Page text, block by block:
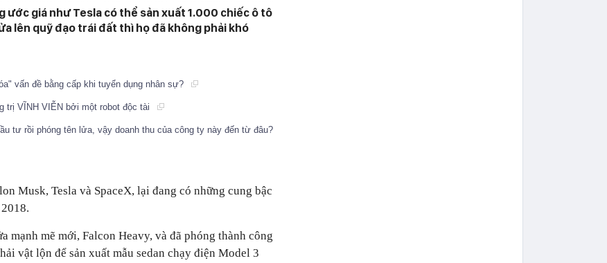
ước giá như Tesla có thể sản xuất 1.000 chiếc ô tô
lên quỹ đạo trái đất thì họ đã không phải khó
vấn đề bằng cấp khi tuyển dụng nhân sự?
trị VĨNH VIỄN bởi một robot độc tài
tư rồi phóng tên lửa, vậy doanh thu của công ty này đến từ đâu?
Musk, Tesla và SpaceX, lại đang có những cung bậc
mạnh mẽ mới, Falcon Heavy, và đã phóng thành công
vật lộn để sản xuất mẫu sedan chạy điện Model 3